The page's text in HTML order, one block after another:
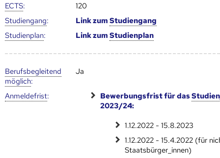
ECTS:
120
Studien­gang: Link zumStudien­gang
Studien­plan: Link zumStudien­plan
Berufs­begleitend
möglich:
Ja
Anmelde­frist: Bewerbungsfrist für das
2023/24:
1.12.2022 - 15.8.2023
1.12.2022 - 15.4.2022 (für
Staatsbürger_innen)